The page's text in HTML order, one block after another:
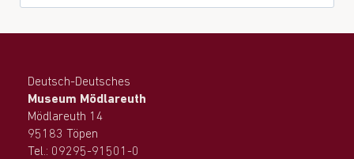
Deutsch-Deutsches
Museum Mödlareuth
Mödlareuth 14
95183 Töpen
Tel.: 09295-91501-0